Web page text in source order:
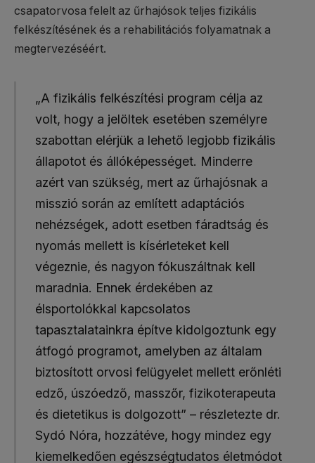
csapatorvosa felelt az űrhajósok teljes fizikális
felkészítésének és a rehabilitációs folyamatnak a
megtervezéséért.
„A fizikális felkészítési program célja az
volt, hogy a jelöltek esetében személyre
szabottan elérjük a lehető legjobb fizikális
állapotot és állóképességet. Minderre
azért van szükség, mert az űrhajósnak a
misszió során az említett adaptációs
nehézségek, adott esetben fáradtság és
nyomás mellett is kísérleteket kell
végeznie, és nagyon fókuszáltnak kell
maradnia. Ennek érdekében az
élsportolókkal kapcsolatos
tapasztalatainkra építve kidolgoztunk egy
átfogó programot, amelyben az általam
biztosított orvosi felügyelet mellett erőnléti
edző, úszóedző, masszőr, fizikoterapeuta
és dietetikus is dolgozott” – részletezte dr.
Sydó Nóra, hozzátéve, hogy mindez egy
kiemelkedően egészségtudatos életmódot